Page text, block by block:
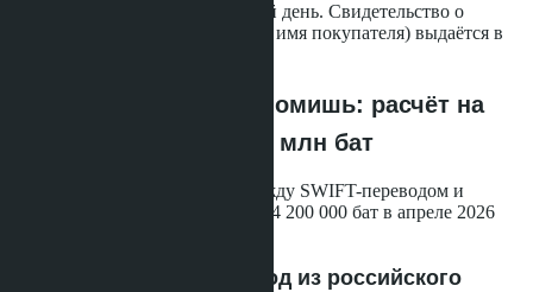
Регистрация занимает 1 рабочий день. Свидетельство о
собственности (новый Чанот на имя покупателя) выдаётся в
Сколько реально экономишь: расчёт на
примере студии за 4.2 млн бат
Давайте посчитаем разницу между SWIFT-переводом и
криптой для покупки студии за 4 200 000 бат в апреле 2026
Вариант 1: SWIFT-перевод из российского